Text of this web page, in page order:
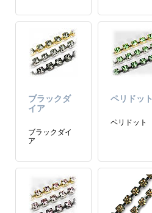
ブラックダ
イア
ブラックダイ
ア
ペリドット
ペリドット